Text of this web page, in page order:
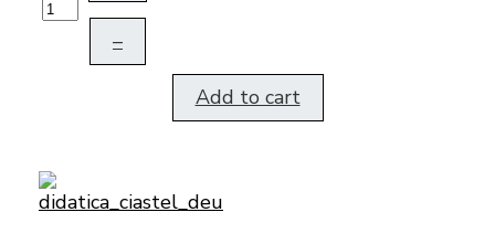
–
Add to cart